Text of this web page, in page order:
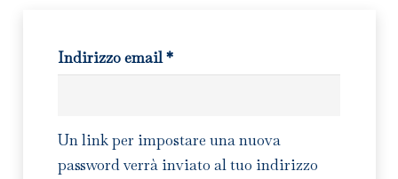
Indirizzo email*Richiesto
Un link per impostare una nuova
password verrà inviato al tuo indirizzo